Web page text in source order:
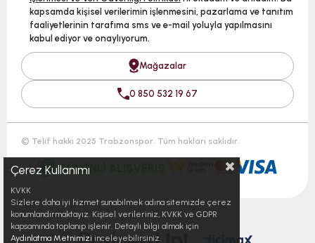
kapsamda kişisel verilerimin işlenmesini, pazarlama ve tanıtım
faaliyetlerinin tarafıma sms ve e-mail yoluyla yapılmasını
kabul ediyor ve onaylıyorum.
Mağazalar
0 850 532 19 67
© Telif hakkı 2025 Trabzonspor. Tüm hakları saklıdır.
Çerez Kullanımı
KVKK
Sizlere daha iyi hizmet sunabilmek adına sitemizde çerez
konumlandırmaktayız. Kişisel verileriniz, KVKK ve GDPR
kapsamında toplanıp işlenir. Detaylı bilgi almak için
Aydınlatma Metnimizi inceleyebilirsiniz.